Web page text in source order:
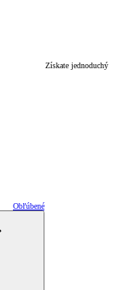
Získate jednoduchý
Obľúbené